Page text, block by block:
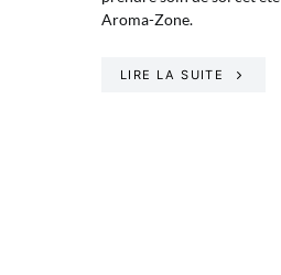
Aroma-Zone.
LIRE LA SUITE